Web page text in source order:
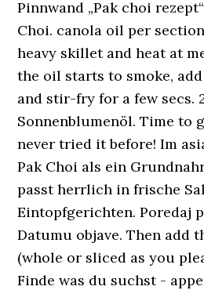
Pinnwand „Pak choi
Choi. canola oil per
heavy skillet and heat at
the oil starts to smoke,
and stir-fry for a few secs.
Sonnenblumenöl. Time to
never tried it before! Im
Pak Choi als ein
passt herrlich in frische
Eintopfgerichten. Poredaj
Datumu objave. Then add
(whole or sliced as you
Finde was du suchst -